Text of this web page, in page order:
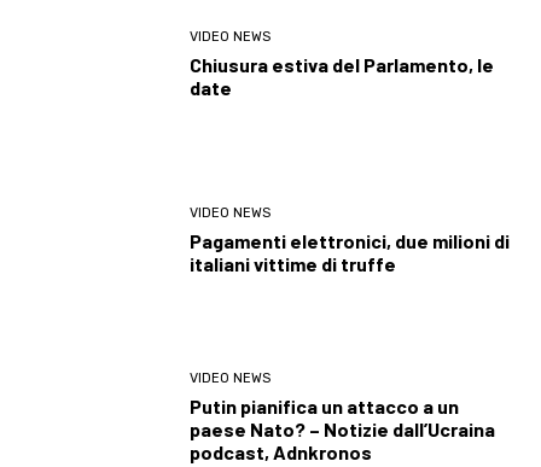
VIDEO NEWS
Chiusura estiva del Parlamento, le
date
VIDEO NEWS
Pagamenti elettronici, due milioni di
italiani vittime di truffe
VIDEO NEWS
Putin pianifica un attacco a un
paese Nato? – Notizie dall’Ucraina
podcast, Adnkronos